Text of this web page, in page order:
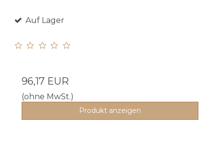
Auf Lager
96,17 EUR
(ohne MwSt.)
Produkt anzeigen